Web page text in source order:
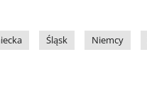
Śląsk Niemcy